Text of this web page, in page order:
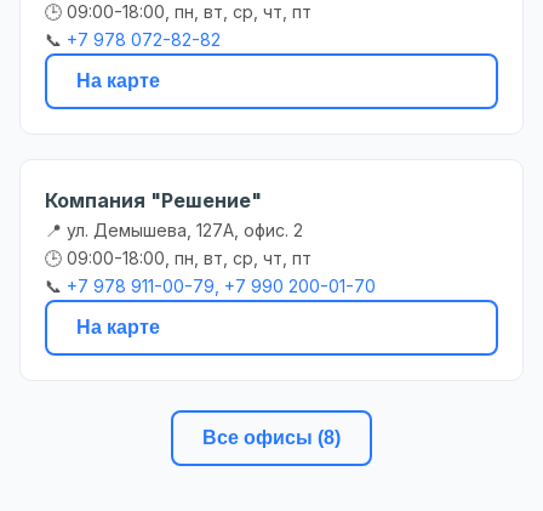
🕒 09:00-18:00, пн, вт, ср, чт, пт
📞 +7 978 072-82-82
На карте
Компания "Решение"
📍 ул. Демышева, 127А, офис. 2
🕒 09:00-18:00, пн, вт, ср, чт, пт
📞 +7 978 911-00-79, +7 990 200-01-70
На карте
Все офисы (8)